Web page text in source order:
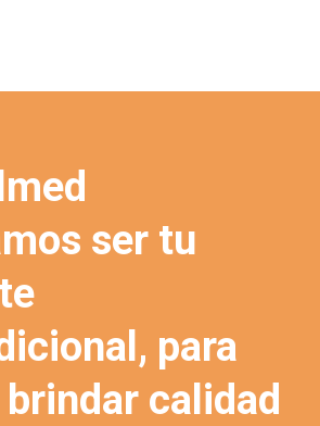
ser tu
para
calidad